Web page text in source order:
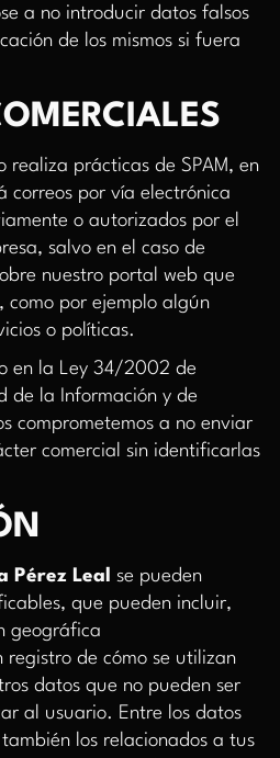
a no introducir datos falsos
de los mismos si fuera
realiza prácticas de SPAM, en
correos por vía electrónica
o autorizados por el
salvo en el caso de
nuestro portal web que
como por ejemplo algún
o políticas.
en la Ley 34/2002 de
de la Información y de
comprometemos a no enviar
comercial sin identificarlas
Pérez Leal
se pueden
que pueden incluir,
geográfica
de cómo se utilizan
datos que no pueden ser
al usuario. Entre los datos
los relacionados a tus